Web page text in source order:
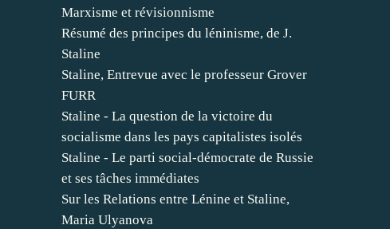
Marxisme et révisionnisme
Résumé des principes du léninisme, de J.
Staline
Staline, Entrevue avec le professeur Grover
FURR
Staline - La question de la victoire du
socialisme dans les pays capitalistes isolés
Staline - Le parti social-démocrate de Russie
et ses tâches immédiates
Sur les Relations entre Lénine et Staline,
Maria Ulyanova